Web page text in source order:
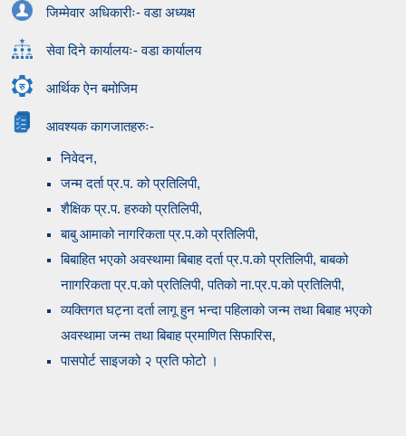
जिम्मेवार अधिकारीः- वडा अध्यक्ष
सेवा दिने कार्यालयः- वडा कार्यालय
आर्थिक ऐन बमोजिम
आवश्यक कागजातहरुः-
निवेदन,
जन्म दर्ता प्र.प. को प्रतिलिपी,
शैक्षिक प्र.प. हरुको प्रतिलिपी,
बाबु आमाको नागरिकता प्र.प.को प्रतिलिपी,
बिबाहित भएको अवस्थामा बिबाह दर्ता प्र.प.को प्रतिलिपी, बाबको
नाागरिकता प्र.प.को प्रतिलिपी, पतिको ना.प्र.प.को प्रतिलिपी,
व्यक्तिगत घट्ना दर्ता लागू हुन भन्दा पहिलाको जन्म तथा बिबाह भएको
अवस्थामा जन्म तथा बिबाह प्रमाणित सिफारिस,
पासपोर्ट साइजको २ प्रति फोटो ।